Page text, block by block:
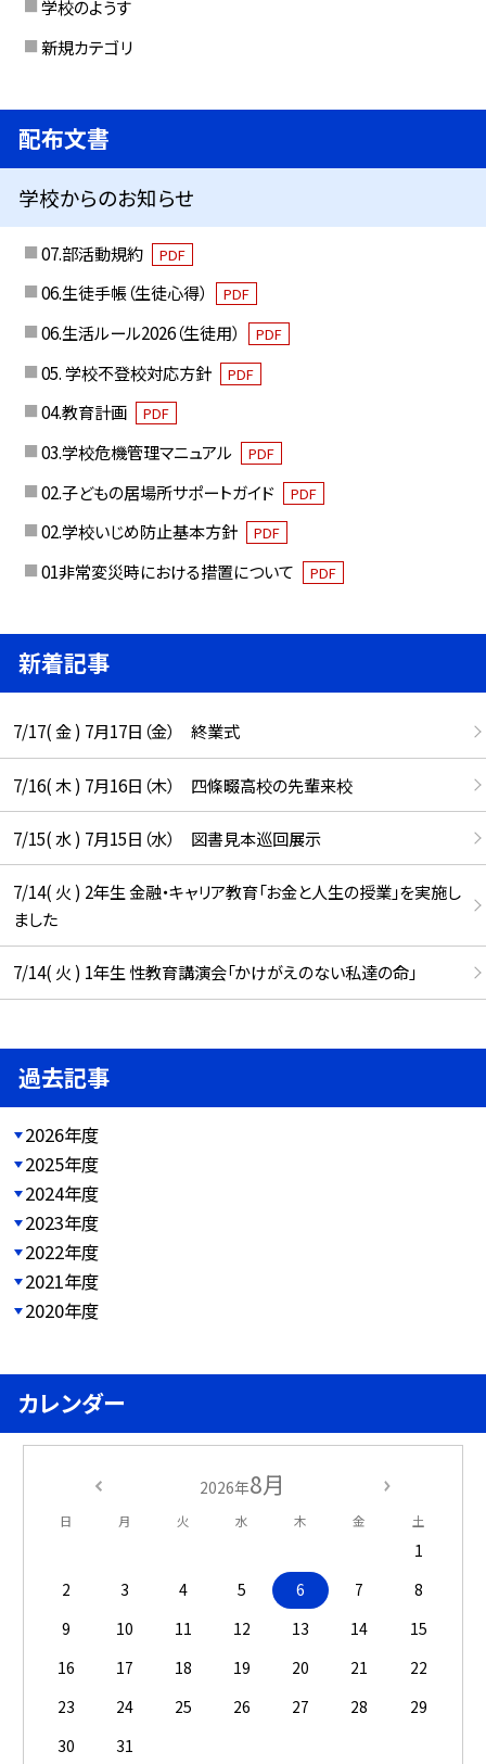
学校のようす
新規カテゴリ
配布文書
学校からのお知らせ
07.部活動規約 PDF
06.生徒手帳（生徒心得） PDF
06.生活ルール2026（生徒用） PDF
05. 学校不登校対応方針 PDF
04.教育計画 PDF
03.学校危機管理マニュアル PDF
02.子どもの居場所サポートガイド PDF
02.学校いじめ防止基本方針 PDF
01非常変災時における措置について PDF
新着記事
7/17( 金 ) 7月17日（金） 終業式
7/16( 木 ) 7月16日（木） 四條畷高校の先輩来校
7/15( 水 ) 7月15日（水） 図書見本巡回展示
7/14( 火 ) 2年生 金融・キャリア教育「お金と人生の授業」を実施し
ました
7/14( 火 ) 1年生 性教育講演会「かけがえのない私達の命」
過去記事
2026年度
2025年度
2024年度
2023年度
2022年度
2021年度
2020年度
カレンダー
2026年8月
日 月 火 水 木 金 土
1
2
3 4 5 6 7
8
9
10 11 12 13 14
15
16
17 18 19 20 21
22
23
24 25 26 27 28
29
30
31